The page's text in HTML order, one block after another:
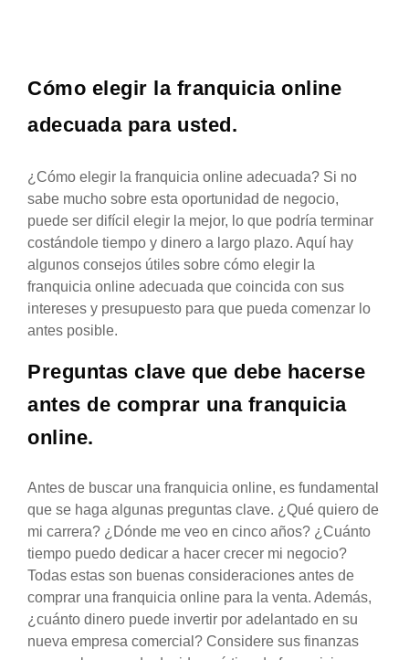
Cómo elegir la franquicia online
adecuada para usted.
¿Cómo elegir la franquicia online adecuada? Si no
sabe mucho sobre esta oportunidad de negocio,
puede ser difícil elegir la mejor, lo que podría terminar
costándole tiempo y dinero a largo plazo. Aquí hay
algunos consejos útiles sobre cómo elegir la
franquicia online adecuada que coincida con sus
intereses y presupuesto para que pueda comenzar lo
antes posible.
Preguntas clave que debe hacerse
antes de comprar una franquicia
online.
Antes de buscar una franquicia online, es fundamental
que se haga algunas preguntas clave. ¿Qué quiero de
mi carrera? ¿Dónde me veo en cinco años? ¿Cuánto
tiempo puedo dedicar a hacer crecer mi negocio?
Todas estas son buenas consideraciones antes de
comprar una franquicia online para la venta. Además,
¿cuánto dinero puede invertir por adelantado en su
nueva empresa comercial? Considere sus finanzas